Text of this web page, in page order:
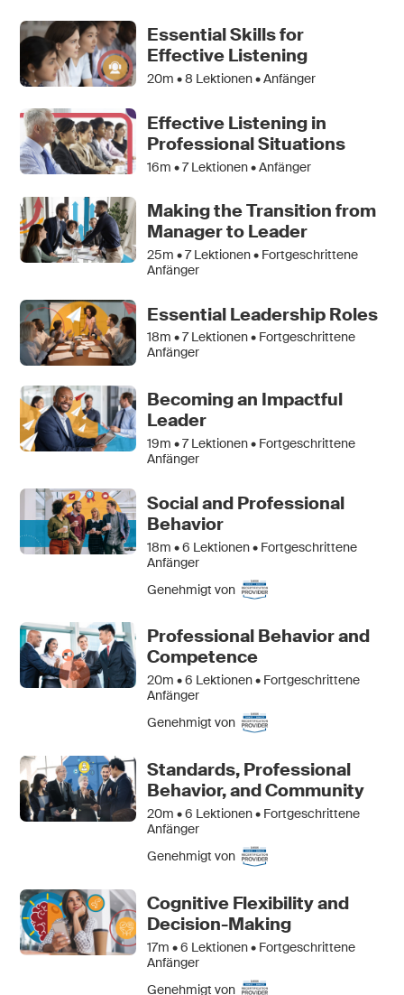
Essential Skills for
Effective Listening
20m •8 Lektionen • Anfänger
Effective Listening in
Professional Situations
16m •7Lektionen • Anfänger
Making the Transition from
Manager to Leader
25m •7Lektionen • Fortgeschrittene
Anfänger
Essential Leadership Roles
18m •7Lektionen • Fortgeschrittene
Anfänger
Becoming an Impactful
Leader
19m •7Lektionen • Fortgeschrittene
Anfänger
Social and Professional
Behavior
18m •6 Lektionen • Fortgeschrittene
Anfänger
Genehmigt von
Professional Behavior and
Competence
20m •6 Lektionen • Fortgeschrittene
Anfänger
Genehmigt von
Standards, Professional
Behavior, and Community
20m •6 Lektionen • Fortgeschrittene
Anfänger
Genehmigt von
Cognitive Flexibility and
Decision-Making
17m •6 Lektionen • Fortgeschrittene
Anfänger
Genehmigt von